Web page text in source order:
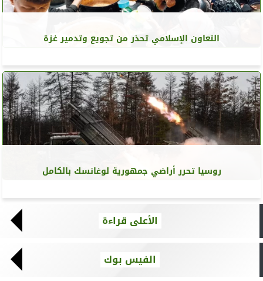
التعاون الإسلامي تحذر من تجويع وتدمير غزة
روسيا تحرر أراضي جمهورية لوغانسك بالكامل
الأعلى قراءة
الفيس بوك